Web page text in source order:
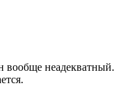
вообще неадекватный.